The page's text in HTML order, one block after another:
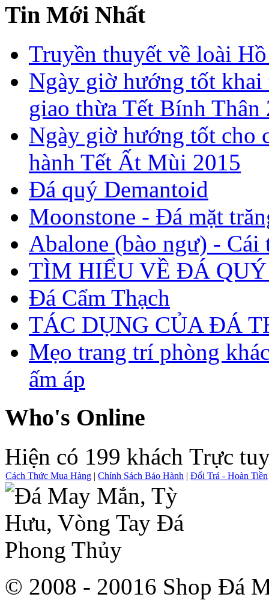
Tin Mới Nhất
Truyền thuyết về loài
Ngày giờ hướng tốt
giao thừa Tết Bính Thân
Ngày giờ hướng tốt cho
hành Tết Ất Mùi 2015
Đá quý Demantoid
Moonstone - Đá mặt
Abalone (bào ngư) - Cái
TÌM HIỂU VỀ ĐÁ QUÝ
Đá Cẩm Thạch
TÁC DỤNG CỦA ĐÁ
Mẹo trang trí phòng
ấm áp
Who's Online
Hiện có 199 khách Trực
Cách Thức Mua Hàng | Chính Sách Bảo Hành | Đổi Trả - Hoàn Tiền
© 2008 - 20016 Shop Đá